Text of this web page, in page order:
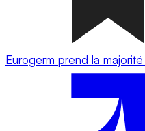
Eurogerm prend la